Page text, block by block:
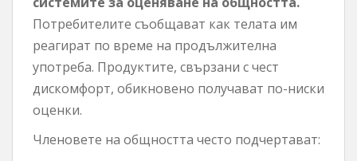
Потребителите съобщават как телата им
реагират по време на продължителна
употреба. Продуктите, свързани с чест
дискомфорт, обикновено получават по-ниски
оценки.
Членовете на общността често подчертават: